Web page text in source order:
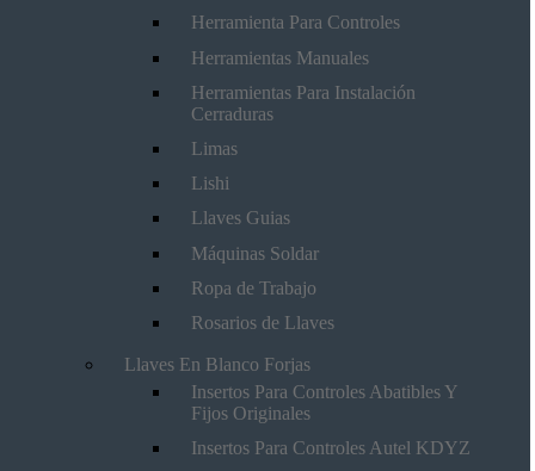
Herramienta Para Controles
Herramientas Manuales
Herramientas Para Instalación
Cerraduras
Limas
Lishi
Llaves Guias
Máquinas Soldar
Ropa de Trabajo
Rosarios de Llaves
Llaves En Blanco Forjas
Insertos Para Controles Abatibles Y
Fijos Originales
Insertos Para Controles Autel KDYZ